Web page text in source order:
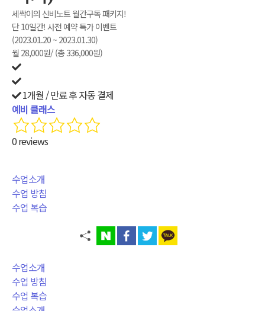
세싹이의 신비노트 월간구독 패키지!
단 10일간! 사전 예약 특가 이벤트
(2023.01.20 ~ 2023.01.30)
월 28,000원/ (총 336,000원)
1개월 / 만료 후 자동 결제
예비 클래스
0 reviews
수업소개
수업 방침
수업 복습
수업소개
수업 방침
수업 복습